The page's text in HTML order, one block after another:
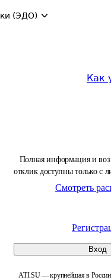
(ЭДО)
Как
Полная информация и
отклик доступны только с
Смотреть
Вход
ATI.SU — крупнейшая в